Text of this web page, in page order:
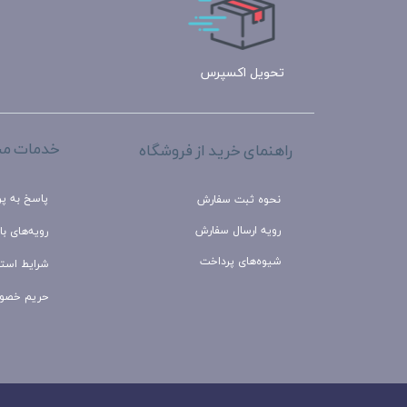
تحویل اکسپرس
راهنمای خرید از فروشگاه
نحوه ثبت سفارش
رویه ارسال سفارش
شیوه‌های پرداخت
خدمات
پاسخ به
رویه‌های
شرایط
حریم